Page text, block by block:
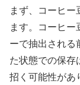
まず、コーヒー
ます。コーヒー
ーで抽出される
た状態での保存
招く可能性があ